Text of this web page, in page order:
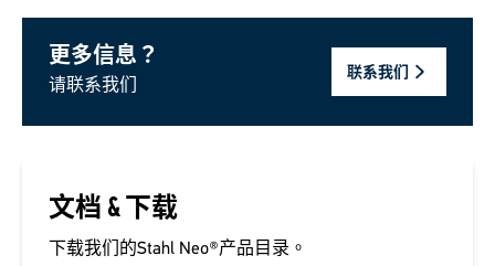
更多信息？
请联系我们
联系我们
文档 & 下载
下载我们的Stahl Neo®产品目录。